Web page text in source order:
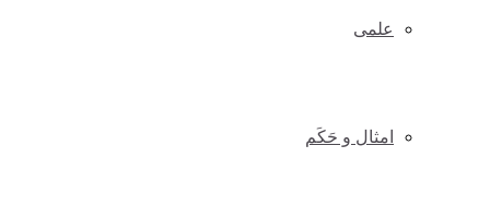
علمی
امثال و حَکَم